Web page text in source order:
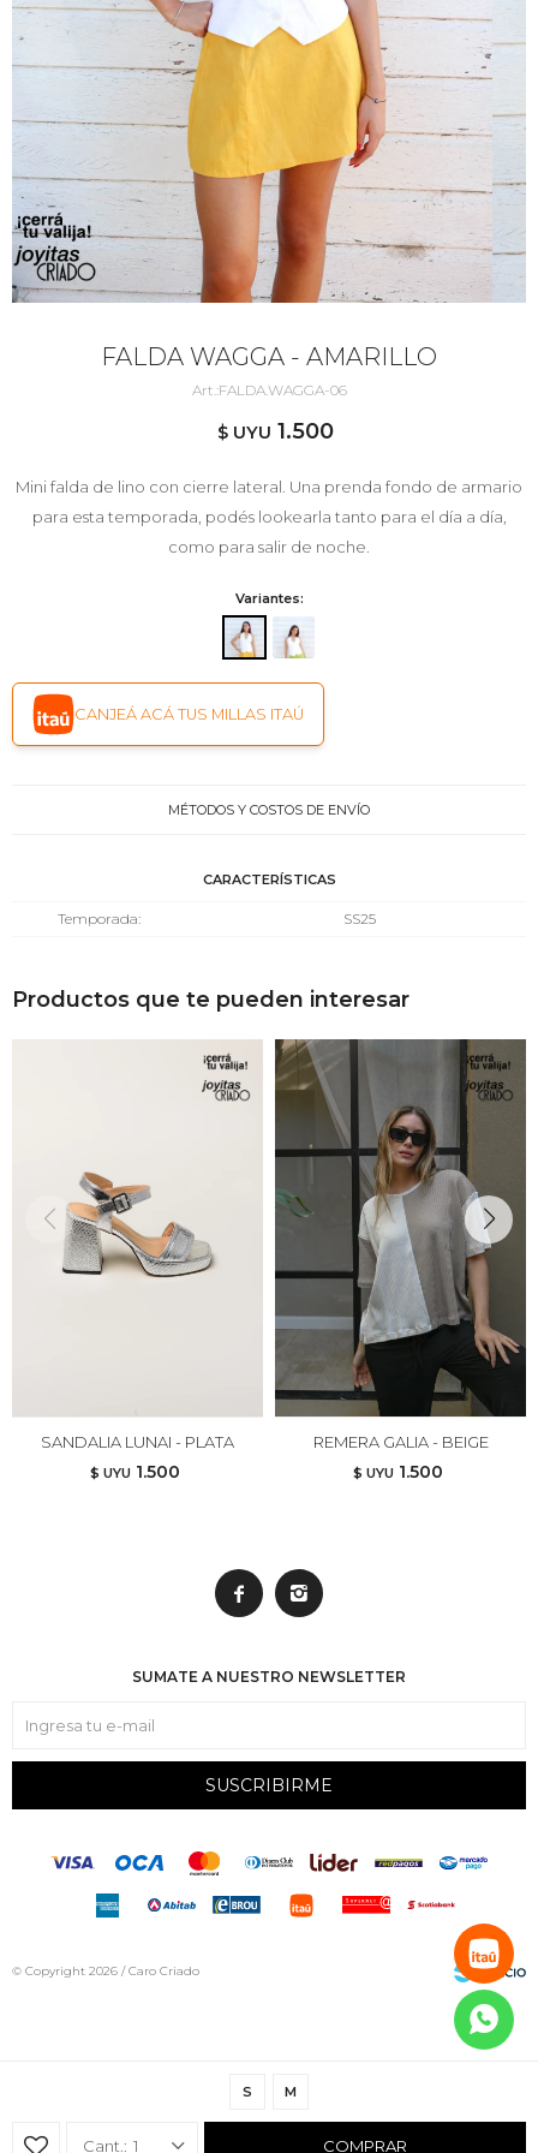
FALDA WAGGA - AMARILLO
FALDA.WAGGA-06
$ UYU 1.500
Mini falda de lino con cierre lateral. Una prenda fondo de armario
para esta temporada, podés lookearla tanto para el día a día,
como para salir de noche.
Variantes:
S M
1 COMPRAR
CANJEÁ ACÁ TUS MILLAS ITAÚ
MÉTODOS Y COSTOS DE ENVÍO
CARACTERÍSTICAS
Temporada SS25
Productos que te pueden interesar
SANDALIA LUNAI - PLATA
$ UYU 1.500
REMERA GALIA - BEIGE
$ UYU 1.500
 
SUMATE A NUESTRO NEWSLETTER
SUSCRIBIRME
© Copyright 2026 / Caro Criado